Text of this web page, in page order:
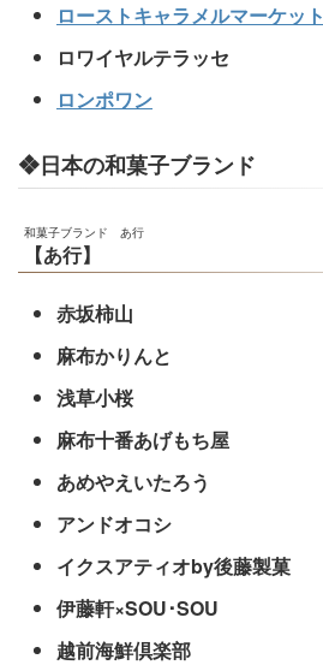
ローストキャラメルマーケット
ロワイヤルテラッセ
ロンポワン
❖日本の和菓子ブランド
和菓子ブランド あ行
【あ行】
赤坂柿山
麻布かりんと
浅草小桜
麻布十番あげもち屋
あめやえいたろう
アンドオコシ
イクスアティオby後藤製菓
伊藤軒×SOU･SOU
越前海鮮倶楽部